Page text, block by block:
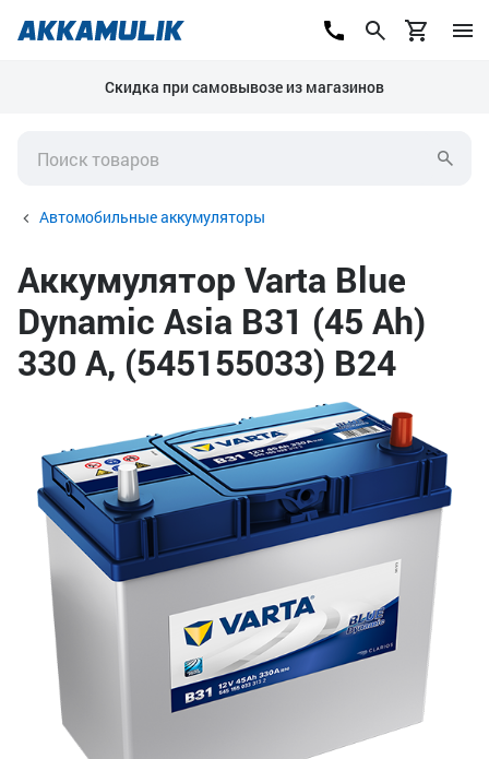
Скидка при самовывозе из магазинов
Автомобильные аккумуляторы
Аккумулятор Varta Blue
Dynamic Asia B31 (45 Ah)
330 А, (545155033) B24